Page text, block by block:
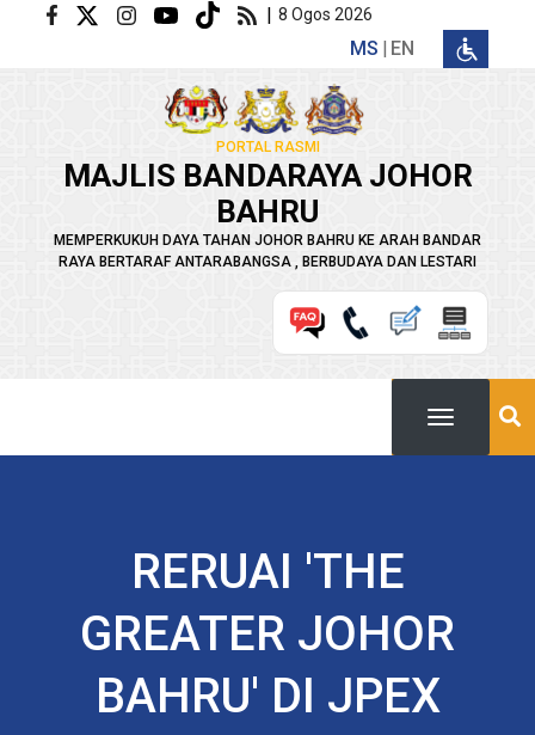
Langkau ke kandungan utama | 8 Ogos 2026
MS EN
PORTAL RASMI
MAJLIS BANDARAYA JOHOR
BAHRU
MEMPERKUKUH DAYA TAHAN JOHOR BAHRU KE ARAH BANDAR
RAYA BERTARAF ANTARABANGSA , BERBUDAYA DAN LESTARI
RERUAI 'THE
GREATER JOHOR
BAHRU' DI JPEX